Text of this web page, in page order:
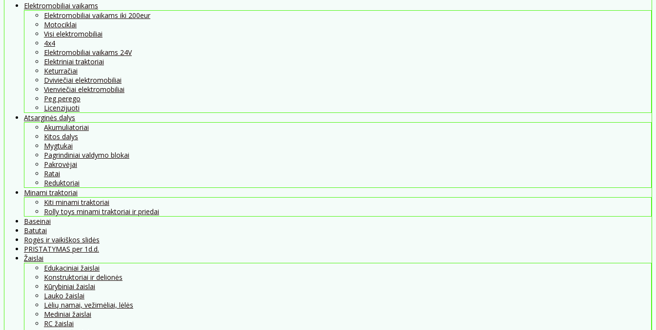
Elektromobiliai vaikams
Elektromobiliai vaikams iki 200eur
Motociklai
Visi elektromobiliai
4x4
Elektromobiliai vaikams 24V
Elektriniai traktoriai
Keturračiai
Dviviečiai elektromobiliai
Vienviečiai elektromobiliai
Peg perego
Licenzijuoti
Atsarginės dalys
Akumuliatoriai
Kitos dalys
Mygtukai
Pagrindiniai valdymo blokai
Pakrovėjai
Ratai
Reduktoriai
Minami traktoriai
Kiti minami traktoriai
Rolly toys minami traktoriai ir priedai
Baseinai
Batutai
Rogės ir vaikiškos slidės
PRISTATYMAS per 1d.d.
Žaislai
Edukaciniai žaislai
Konstruktoriai ir delionės
Kūrybiniai žaislai
Lauko žaislai
Lėlių namai, vežimėliai, lėlės
Mediniai žaislai
RC žaislai